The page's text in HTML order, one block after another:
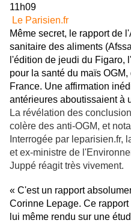
11h09
Le Parisien.fr
Même secret, le rapport de
sanitaire des aliments
l'édition de jeudi du Figaro,
pour la santé du maïs
France. Une affirmation
antérieures aboutissaient à
La révélation des
colère des anti-OGM, et
Interrogée par leparisien.fr,
et ex-ministre de
Juppé réagit très vivement.
« C'est un rapport
Corinne Lepage. Ce
lui même rendu sur une